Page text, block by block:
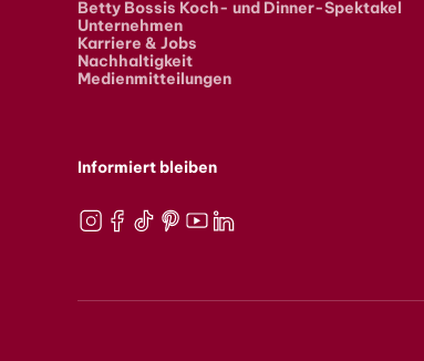
Betty Bossis Koch- und Dinner-Spektakel
Unternehmen
Karriere & Jobs
Nachhaltigkeit
Medienmitteilungen
Informiert bleiben